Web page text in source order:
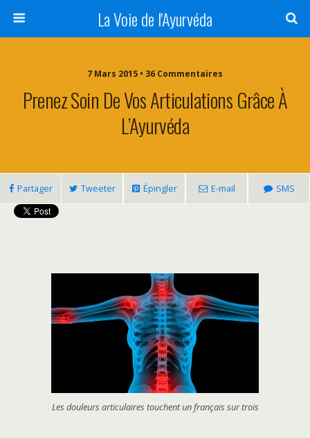
La Voie de l'Ayurvéda
7 Mars 2015 • 36 Commentaires
Prenez Soin De Vos Articulations Grâce À
L’Ayurvéda
Partager Tweeter Épingler E-mail SMS
Les douleurs articulaires touchent un français sur trois